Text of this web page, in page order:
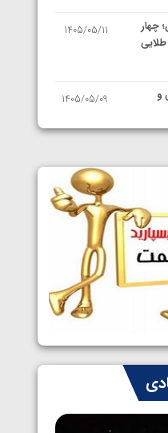
چهار
1405/05/11
و
1405/05/09
1405/05/07
وزن
1405/05/06